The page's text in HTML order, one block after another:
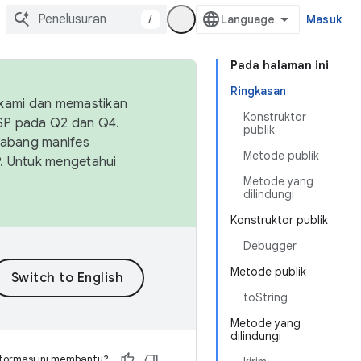
/ Masuk
Pada halaman ini
Ringkasan
Konstruktor
publik
Metode publik
Metode yang
dilindungi
Konstruktor publik
Debugger
Metode publik
toString
Metode yang
dilindungi
dan memastikan
pada Q2 dan Q4.
manifes
Untuk mengetahui